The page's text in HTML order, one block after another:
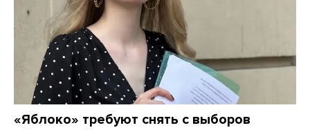
«Яблоко» требуют снять с выборов